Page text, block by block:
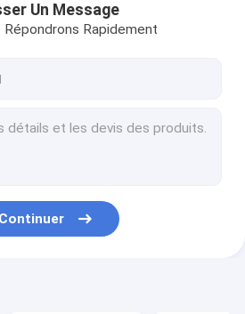
Un Message
Répondrons Rapidement
Continuer